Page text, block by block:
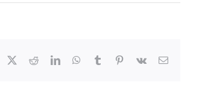
Facebook RedditLinkedInWhatsApp
Tumblr Pinterest
Vk Email